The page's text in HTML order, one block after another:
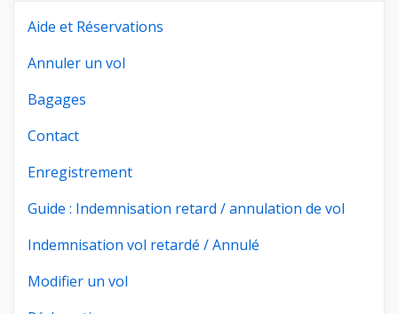
Aide et Réservations
Annuler un vol
Bagages
Contact
Enregistrement
Guide : Indemnisation retard / annulation de vol
Indemnisation vol retardé / Annulé
Modifier un vol